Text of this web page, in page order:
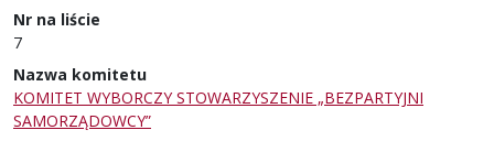
Nr na liście
7
Nazwa komitetu
KOMITET WYBORCZY STOWARZYSZENIE „BEZPARTYJNI
SAMORZĄDOWCY”